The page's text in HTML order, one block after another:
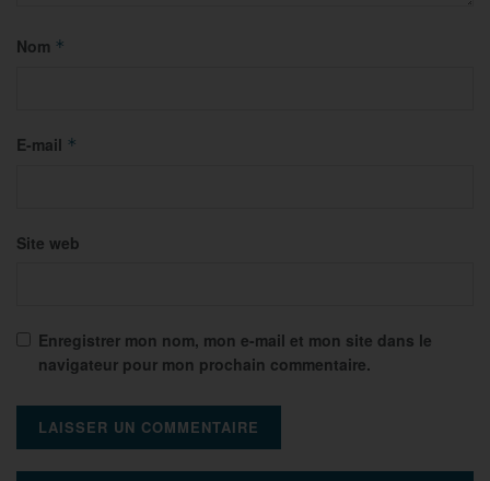
Nom *
E-mail *
Site web
Enregistrer mon nom, mon e-mail et mon site dans le
navigateur pour mon prochain commentaire.